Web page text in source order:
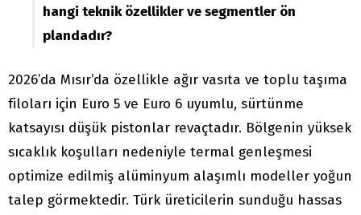
hangi teknik özellikler ve segmentler ön
plandadır?
2026’da Mısır’da özellikle ağır vasıta ve toplu taşıma
filoları için Euro 5 ve Euro 6 uyumlu, sürtünme
katsayısı düşük pistonlar revaçtadır. Bölgenin yüksek
sıcaklık koşulları nedeniyle termal genleşmesi
optimize edilmiş alüminyum alaşımlı modeller yoğun
talep görmektedir. Türk üreticilerin sunduğu hassas